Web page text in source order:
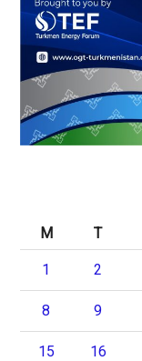
M
T
1 2
8 9
15 16